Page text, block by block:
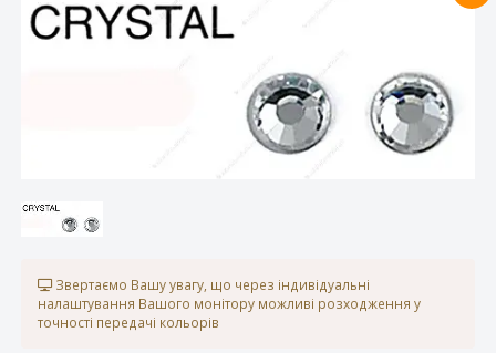
Звертаємо Вашу увагу, що через індивідуальні
налаштування Вашого монітору можливі розходження у
точності передачі кольорів